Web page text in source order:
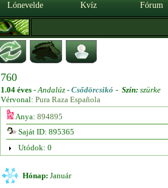
Lónevelde Kvíz Fórum
760
1.04 éves -Andalúz - Csődörcsikó - Szín: szürke
Vérvonal: Pura Raza Española
Anya: 894895
Saját ID: 895365
Utódok: 0
Hónap: Január